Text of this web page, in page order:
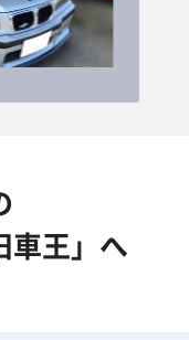
車王」へ